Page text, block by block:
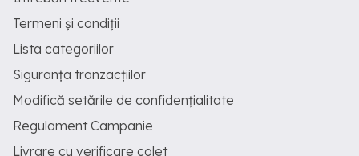
Termeni și condiții
Lista categoriilor
Siguranța tranzacțiilor
Modifică setările de confidențialitate
Regulament Campanie
Livrare cu verificare colet